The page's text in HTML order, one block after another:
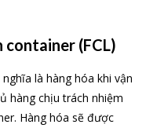
container (FCL)
là hàng hóa khi vận
hàng chịu trách nhiệm
Hàng hóa sẽ được